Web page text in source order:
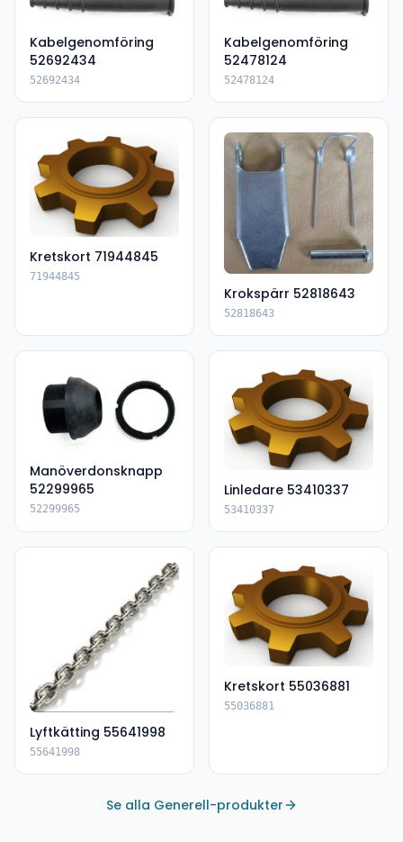
Kabelgenomföring
52692434
52692434
Kabelgenomföring
52478124
52478124
Kretskort 71944845
71944845
Krokspärr 52818643
52818643
Manöverdonsknapp
52299965
52299965
Linledare 53410337
53410337
Lyftkätting 55641998
55641998
Kretskort 55036881
55036881
Se alla Generell-produkter